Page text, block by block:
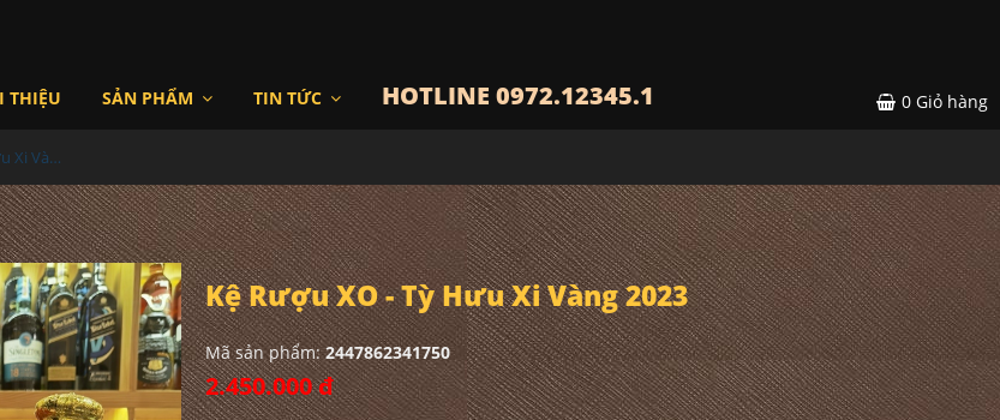
THIỆU SẢN PHẨM TIN TỨC HOTLINE 0972.12345.1 0 Giỏ hàng
Kệ Rượu XO - Tỳ Hưu Xi Vàng 2023
Kệ Rượu XO - Tỳ Hưu Xi Vàng 2023
Mã sản phẩm:2447862341750
2.450.000 đ